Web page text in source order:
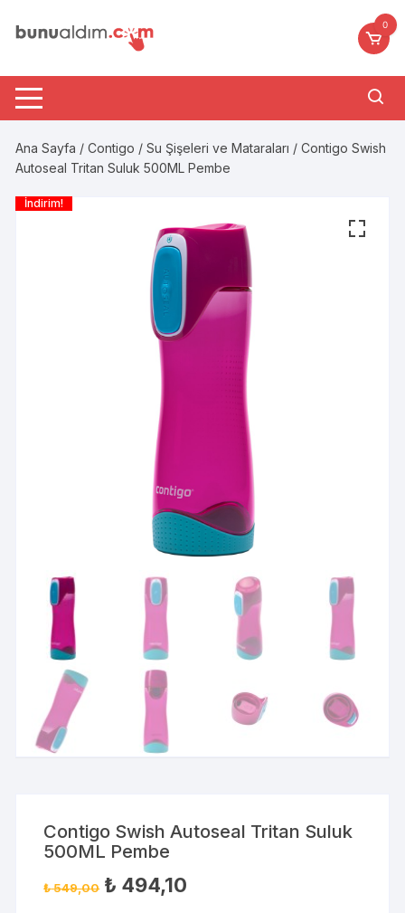
0
Ana Sayfa /Contigo /Su Şişeleri ve Mataraları / Contigo Swish
Autoseal Tritan Suluk 500ML Pembe
İndirim!
Contigo Swish Autoseal Tritan Suluk
500ML Pembe
₺549,00 ₺ 494,10